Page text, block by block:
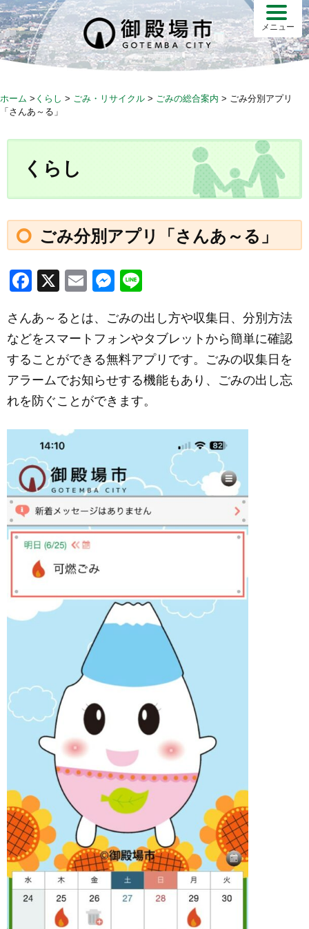
S
k
i
p
c
メニュー
ホーム > くらし > ごみ・リサイクル > ごみの総合案内 > ごみ分別アプリ
「さんあ～る」
くらし
ごみ分別アプリ「さんあ～る」
F
c
e
b
o
o
k
X
E
ail
M
ss
e
n
g
er
e
さんあ～るとは、ごみの出し方や収集日、分別方法
などをスマートフォンやタブレットから簡単に確認
することができる無料アプリです。ごみの収集日を
アラームでお知らせする機能もあり、ごみの出し忘
れを防ぐことができます。